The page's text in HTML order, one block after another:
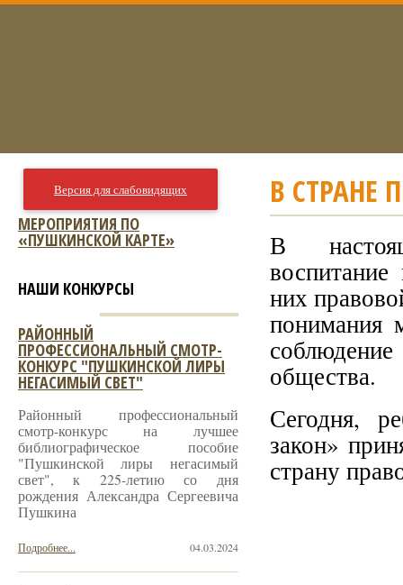
В СТРАНЕ
В
них
понимания
общества.
Сегодня,
закон»
страну
Версия для слабовидящих
МЕРОПРИЯТИЯ ПО
«ПУШКИНСКОЙ КАРТЕ»
НАШИ КОНКУРСЫ
РАЙОННЫЙ
ПРОФЕССИОНАЛЬНЫЙ СМОТР-
КОНКУРС "ПУШКИНСКОЙ ЛИРЫ
НЕГАСИМЫЙ СВЕТ"
Районный профессиональный
смотр-конкурс на лучшее
библиографическое пособие
"Пушкинской лиры негасимый
свет", к 225-летию со дня
рождения Александра Сергеевича
Пушкина
04.03.2024
Подробнее...